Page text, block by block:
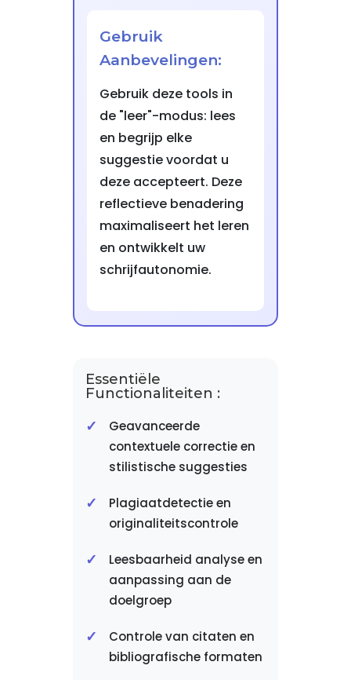
Gebruik
Aanbevelingen:
Gebruik deze tools in
de "leer"-modus: lees
en begrijp elke
suggestie voordat u
deze accepteert. Deze
reflectieve benadering
maximaliseert het leren
en ontwikkelt uw
schrijfautonomie.
Essentiële
Functionaliteiten :
Geavanceerde
contextuele correctie en
stilistische suggesties
Plagiaatdetectie en
originaliteitscontrole
Leesbaarheid analyse en
aanpassing aan de
doelgroep
Controle van citaten en
bibliografische formaten